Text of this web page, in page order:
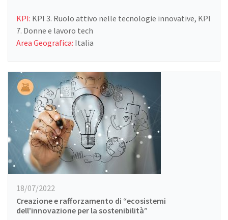
KPI: KPI 3. Ruolo attivo nelle tecnologie innovative, KPI
7. Donne e lavoro tech
Area Geografica: Italia
18/07/2022
Creazione e rafforzamento di “ecosistemi
dell’innovazione per la sostenibilità”